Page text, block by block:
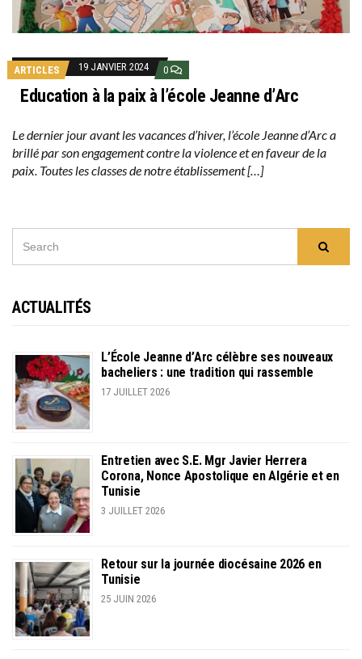
ARTICLES 19 JANVIER 2024 0
Education à la paix à l’école Jeanne d’Arc
Le dernier jour avant les vacances d’hiver, l’école Jeanne d’Arc a
brillé par son engagement contre la violence et en faveur de la
paix. Toutes les classes de notre établissement […]
ACTUALITÉS
L’École Jeanne d’Arc célèbre ses nouveaux
bacheliers : une tradition qui rassemble
17 JUILLET 2026
Entretien avec S.E. Mgr Javier Herrera
Corona, Nonce Apostolique en Algérie et en
Tunisie
3 JUILLET 2026
Retour sur la journée diocésaine 2026 en
Tunisie
25 JUIN 2026